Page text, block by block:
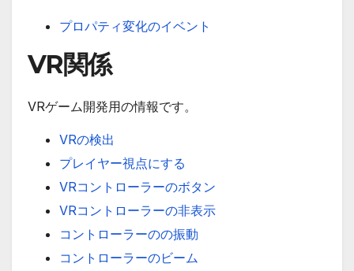
プロパティ変化のイベント
VR関係
VRゲーム開発用の情報です。
VRの検出
プレイヤー視点にする
VRコントローラーのボタン
VRコントローラーの非表示
コントローラーのの振動
コントローラーのビーム